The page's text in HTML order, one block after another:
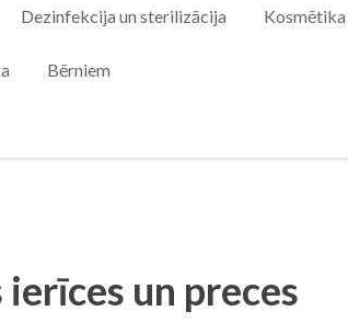
Dezinfekcija un sterilizācija Kosmētika
Bērniem
un preces